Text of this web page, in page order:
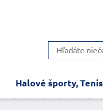
Halové športy, Tenis